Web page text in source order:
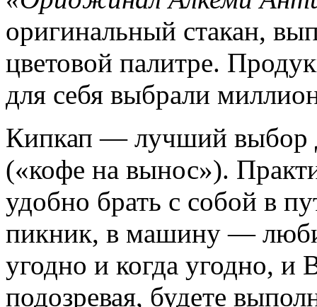
оригинальный стакан,
цветовой палитре.
для себя выбрали
Кипкап — лучший выбор
(«кофе на вынос»).
удобно брать с собой в
пикник, в машину —
угодно и когда угодно, и
подозревая, будете